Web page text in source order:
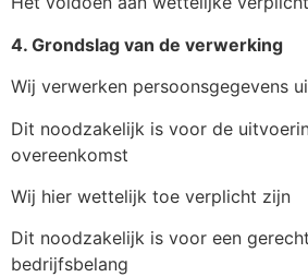
4. Grondslag van de verwerking
Wij verwerken persoonsgegevens
Dit noodzakelijk is voor de
overeenkomst
Wij hier wettelijk toe verplicht zijn
Dit noodzakelijk is voor een
bedrijfsbelang